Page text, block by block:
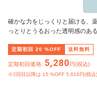
確かな力をじっくりと届ける、
っとりとうるおった透明感のあ
定期初回 20 %OFF 送料無料
定期初回価格: 5,280円(税込)
※2回目以降は 15 %OFF 5,610円(税込)